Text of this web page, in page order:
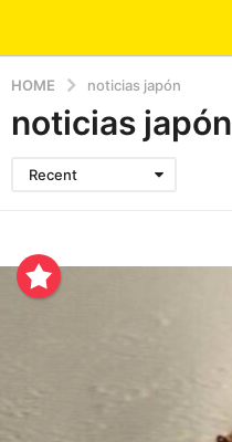
HOME noticias japón
noticias japón
Recent